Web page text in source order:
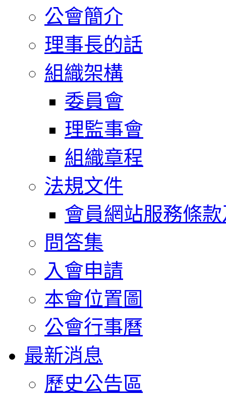
公會簡介
理事長的話
組織架構
委員會
理監事會
組織章程
法規文件
會員網站服務條
問答集
入會申請
本會位置圖
公會行事曆
最新消息
歷史公告區